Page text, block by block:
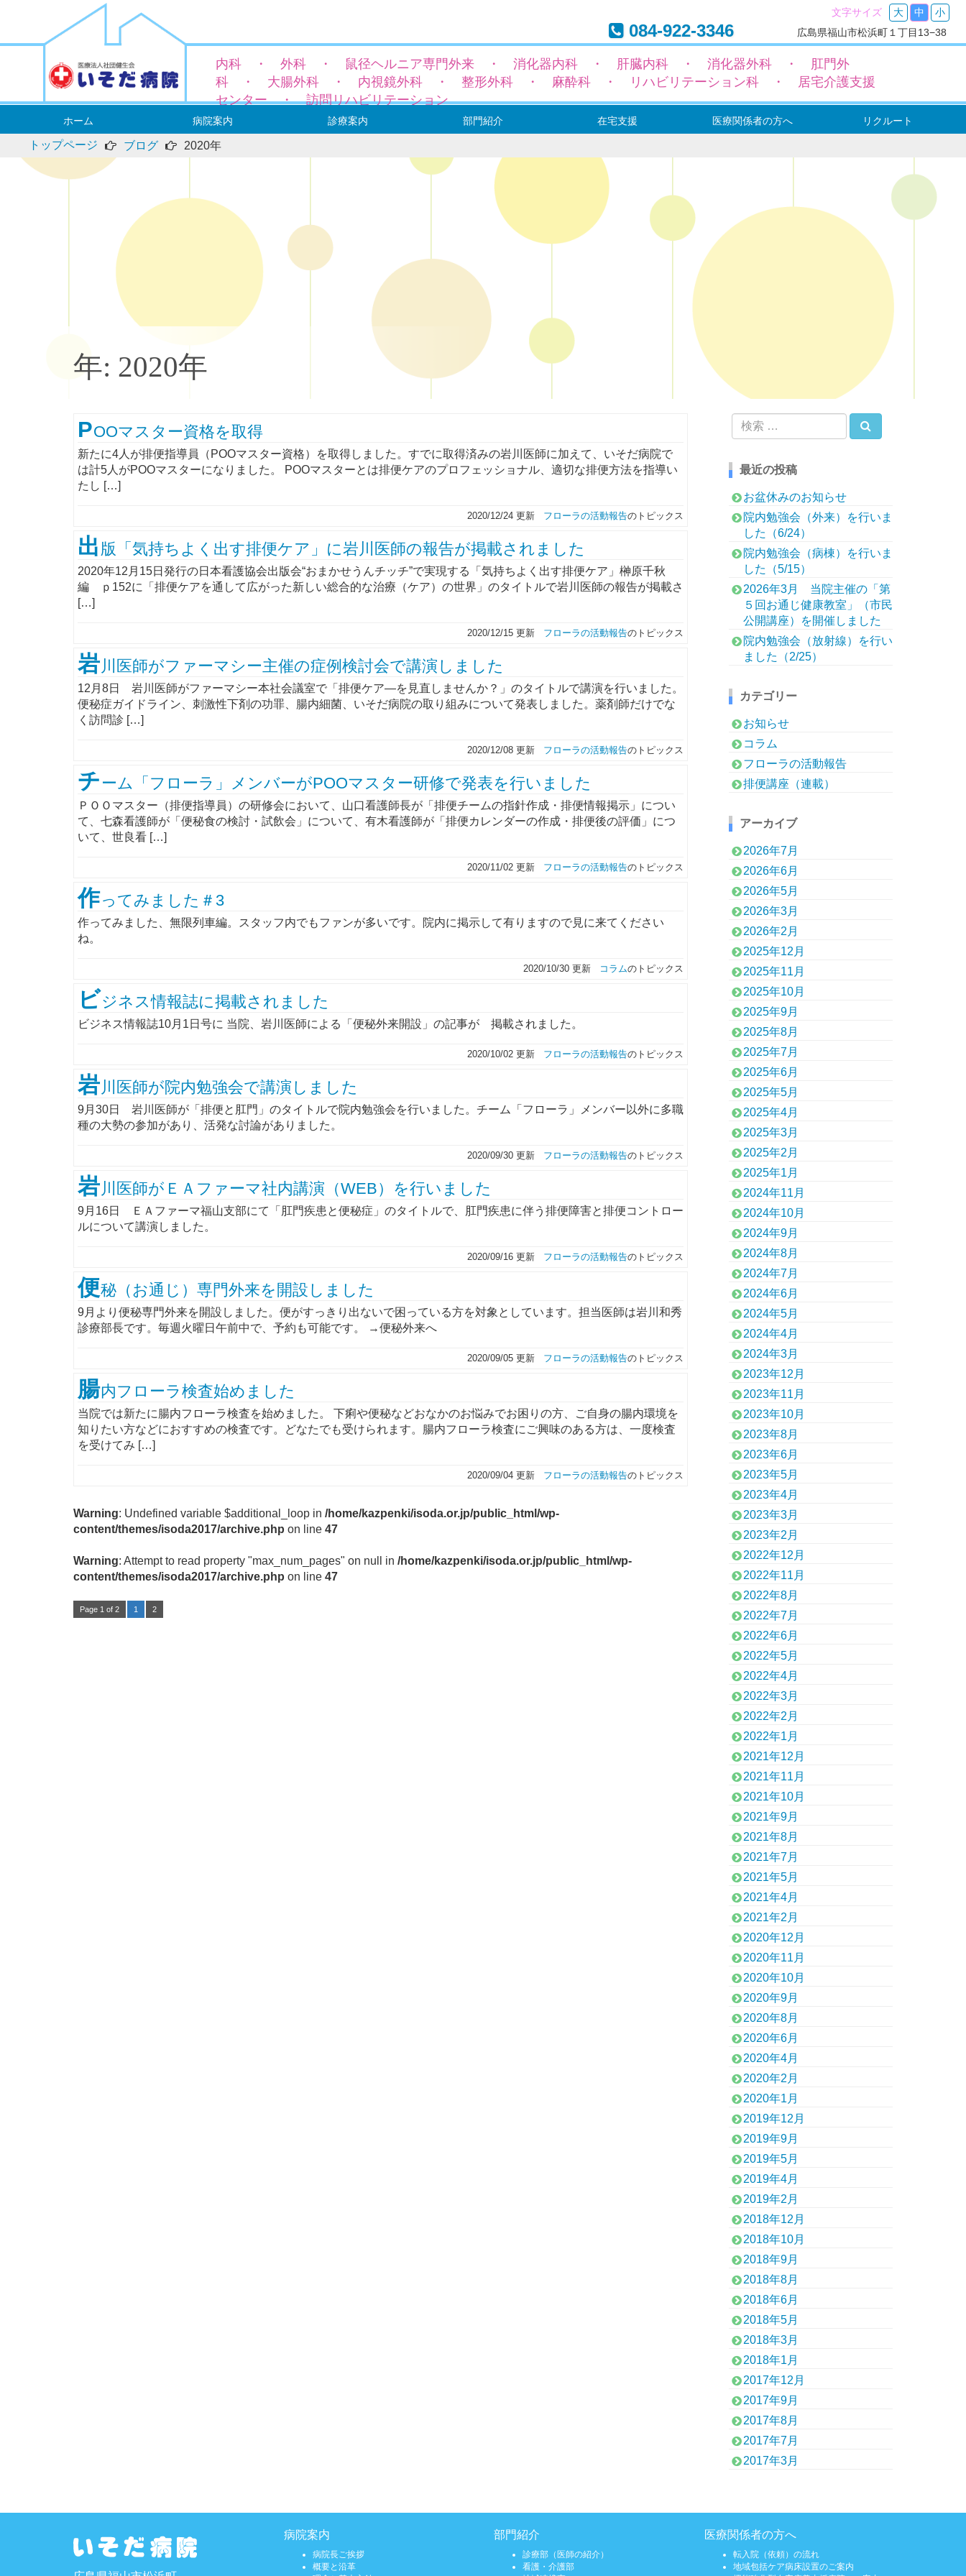
広島県福山市松浜町１丁目13−38
文字サイズ 大 中 小
084-922-3346
内科 ・ 外科 ・ 鼠径ヘルニア専門外来 ・ 消化器内科 ・ 肝臓内科 ・ 消化器外科 ・ 肛門外
科 ・ 大腸外科 ・ 内視鏡外科 ・ 整形外科 ・ 麻酔科 ・ リハビリテーション科 ・ 居宅介護支援
センター ・ 訪問リハビリテーション
ホーム 病院案内
病院長ご挨拶
概要と沿革
理念と基本方針
厚生労働大臣の定める掲示事項
当院における個人情報の利用目的
アクセス
診療案内 部門紹介 在宅支援 医療関係者の方へ リクルート
トップページ ブログ 2020年
年: 2020年
POOマスター資格を取得
新たに4人が排便指導員（POOマスター資格）を取得しました。すでに取得済みの岩川医師に加えて、いそだ病院で
は計5人がPOOマスターになりました。 POOマスターとは排便ケアのプロフェッショナル、適切な排便方法を指導い
たし […]
2020/12/24 更新 フローラの活動報告のトピックス
出 版「気持ちよく出す排便ケア」に岩川医師の報告が掲載されました
2020年12月15日発行の日本看護協会出版会“おまかせうんチッチ”で実現する「気持ちよく出す排便ケア」榊原千秋
編 ｐ152に「排便ケアを通して広がった新しい総合的な治療（ケア）の世界」のタイトルで岩川医師の報告が掲載さ
[…]
2020/12/15 更新 フローラの活動報告のトピックス
岩川医師がファーマシー主催の症例検討会で講演しました
12月8日 岩川医師がファーマシー本社会議室で「排便ケア―を見直しませんか？」のタイトルで講演を行いました。
便秘症ガイドライン、刺激性下剤の功罪、腸内細菌、いそだ病院の取り組みについて発表しました。薬剤師だけでな
く訪問診 […]
2020/12/08 更新 フローラの活動報告のトピックス
チ ーム「フローラ」メンバーがPOOマスター研修で発表を行いました
ＰＯＯマスター（排便指導員）の研修会において、山口看護師長が「排便チームの指針作成・排便情報掲示」につい
て、七森看護師が「便秘食の検討・試飲会」について、有木看護師が「排便カレンダーの作成・排便後の評価」につ
いて、世良看 […]
2020/11/02 更新 フローラの活動報告のトピックス
作ってみました＃3
作ってみました、無限列車編。スタッフ内でもファンが多いです。院内に掲示して有りますので見に来てください
ね。
2020/10/30 更新 コラムのトピックス
ビジネス情報誌に掲載されました
ビジネス情報誌10月1日号に 当院、岩川医師による「便秘外来開設」の記事が 掲載されました。
2020/10/02 更新 フローラの活動報告のトピックス
岩川医師が院内勉強会で講演しました
9月30日 岩川医師が「排便と肛門」のタイトルで院内勉強会を行いました。チーム「フローラ」メンバー以外に多職
種の大勢の参加があり、活発な討論がありました。
2020/09/30 更新 フローラの活動報告のトピックス
岩川医師がＥＡファーマ社内講演（WEB）を行いました
9月16日 ＥＡファーマ福山支部にて「肛門疾患と便秘症」のタイトルで、肛門疾患に伴う排便障害と排便コントロー
ルについて講演しました。
2020/09/16 更新 フローラの活動報告のトピックス
便秘（お通じ）専門外来を開設しました
9月より便秘専門外来を開設しました。便がすっきり出ないで困っている方を対象としています。担当医師は岩川和秀
診療部長です。毎週火曜日午前中で、予約も可能です。 →便秘外来へ
2020/09/05 更新 フローラの活動報告のトピックス
腸内フローラ検査始めました
当院では新たに腸内フローラ検査を始めました。 下痢や便秘などおなかのお悩みでお困りの方、ご自身の腸内環境を
知りたい方などにおすすめの検査です。どなたでも受けられます。腸内フローラ検査にご興味のある方は、一度検査
を受けてみ […]
2020/09/04 更新 フローラの活動報告のトピックス
Warning: Undefined variable $additional_loop in /home/kazpenki/isoda.or.jp/public_html/wp-
content/themes/isoda2017/archive.php on line 47
Warning: Attempt to read property "max_num_pages" on null in /home/kazpenki/isoda.or.jp/public_html/wp-
content/themes/isoda2017/archive.php on line 47
Page 1 of 2 1 2
最近の投稿
お盆休みのお知らせ
院内勉強会（外来）を行いま
した（6/24）
院内勉強会（病棟）を行いま
した（5/15）
2026年3月 当院主催の「第
５回お通じ健康教室」（市民
公開講座）を開催しました
院内勉強会（放射線）を行い
ました（2/25）
カテゴリー
お知らせ
コラム
フローラの活動報告
排便講座（連載）
アーカイブ
2026年7月
2026年6月
2026年5月
2026年3月
2026年2月
2025年12月
2025年11月
2025年10月
2025年9月
2025年8月
2025年7月
2025年6月
2025年5月
2025年4月
2025年3月
2025年2月
2025年1月
2024年11月
2024年10月
2024年9月
2024年8月
2024年7月
2024年6月
2024年5月
2024年4月
2024年3月
2023年12月
2023年11月
2023年10月
2023年8月
2023年6月
2023年5月
2023年4月
2023年3月
2023年2月
2022年12月
2022年11月
2022年8月
2022年7月
2022年6月
2022年5月
2022年4月
2022年3月
2022年2月
2022年1月
2021年12月
2021年11月
2021年10月
2021年9月
2021年8月
2021年7月
2021年5月
2021年4月
2021年2月
2020年12月
2020年11月
2020年10月
2020年9月
2020年8月
2020年6月
2020年4月
2020年2月
2020年1月
2019年12月
2019年9月
2019年5月
2019年4月
2019年2月
2018年12月
2018年10月
2018年9月
2018年8月
2018年6月
2018年5月
2018年3月
2018年1月
2017年12月
2017年9月
2017年8月
2017年7月
2017年3月
病院案内
病院長ご挨拶
概要と沿革
部門紹介
診療部（医師の紹介）
看護・介護部
医療関係者の方へ
転入院（依頼）の流れ
地域包括ケア病床設置のご案内